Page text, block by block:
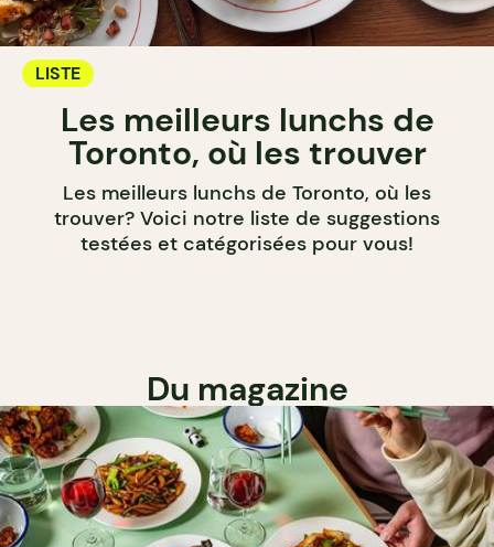
LISTE
Les meilleurs lunchs de
Toronto, où les trouver
Les meilleurs lunchs de Toronto, où les
trouver? Voici notre liste de suggestions
testées et catégorisées pour vous!
Du magazine